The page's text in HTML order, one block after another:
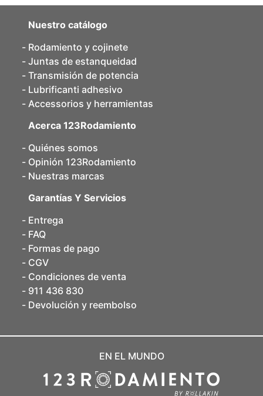
Nuestro catálogo
Rodamiento y cojinete
Juntas de estanqueidad
Transmisión de potencia
Lubrificanti adhesivo
Accessorios y herramientas
Acerca 123Rodamiento
Quiénes somos
Opinión 123Rodamiento
Nuestras marcas
Garantías Y Servicios
Entrega
FAQ
Formas de pago
CGV
Condiciones de venta
911 436 830
Devolución y reembolso
EN EL MUNDO